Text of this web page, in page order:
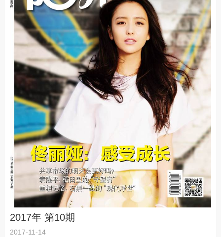
2017年 第10期
2017-11-14